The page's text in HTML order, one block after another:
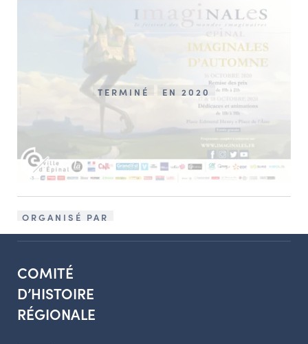
TERMINÉ EN 2020
ORGANISÉ PAR
COMITÉ
D’HISTOIRE
RÉGIONALE